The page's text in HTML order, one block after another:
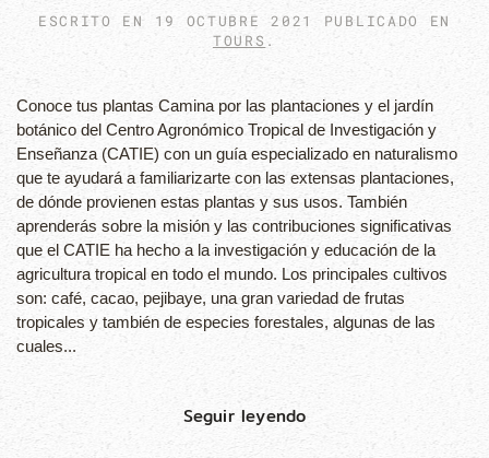
ESCRITO EN 19 OCTUBRE 2021
PUBLICADO EN
TOURS .
Conoce tus plantas Camina por las plantaciones y el jardín
botánico del Centro Agronómico Tropical de Investigación y
Enseñanza (CATIE) con un guía especializado en naturalismo
que te ayudará a familiarizarte con las extensas plantaciones,
de dónde provienen estas plantas y sus usos. También
aprenderás sobre la misión y las contribuciones significativas
que el CATIE ha hecho a la investigación y educación de la
agricultura tropical en todo el mundo. Los principales cultivos
son: café, cacao, pejibaye, una gran variedad de frutas
tropicales y también de especies forestales, algunas de las
cuales...
Seguir leyendo